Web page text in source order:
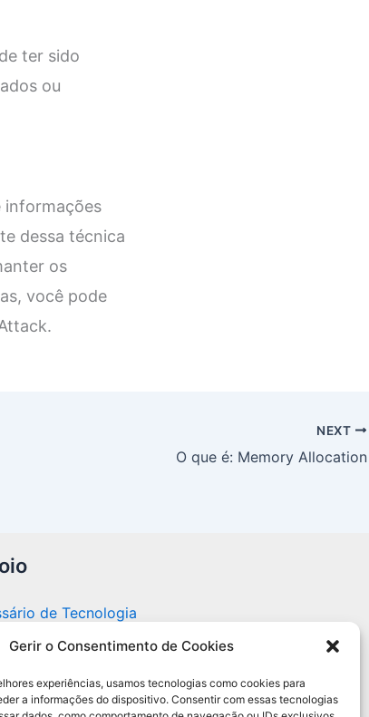
Gerir o Consentimento de Cookies
experiências, usamos tecnologias como cookies para
a informações do dispositivo. Consentir com essas tecnologias
ter sido
ou
informações
dessa técnica
os
você pode
NEXT
O que é: Memory Allocation
de Tecnologia
editorial independente sobre tecnologia,
e guias práticos.